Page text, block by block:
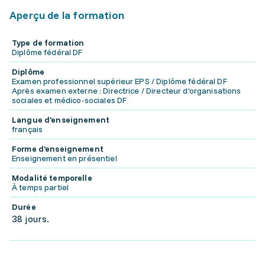
Aperçu de la formation
Type de formation
Diplôme fédéral DF
Diplôme
Examen professionnel supérieur EPS / Diplôme fédéral DF
Après examen externe : Directrice / Directeur d'organisations
sociales et médico-sociales DF
Langue d'enseignement
français
Forme d'enseignement
Enseignement en présentiel
Modalité temporelle
À temps partiel
Durée
38 jours.